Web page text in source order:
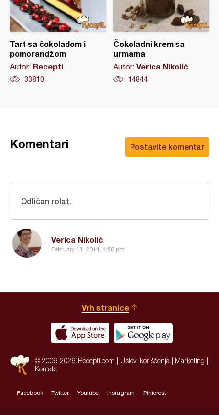
Tart sa čokoladom i
pomorandžom
Autor: Recepti
33810
Čokoladni krem sa
urmama
Autor: Verica Nikolić
14844
Postavite komentar
Komentari
Verica Nikolić
February 11, 2014, 4:56 pm
Odličan rolat.
Vrh stranice
© 2009-2026 Recepti.com | Uslovi korišćenja Marketing
Kontakt
Facebook Twitter Youtube Instagram Pinterest